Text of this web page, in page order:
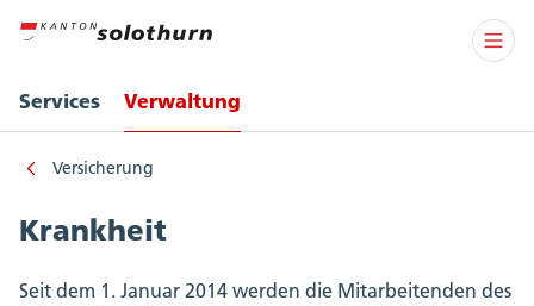
Services Verwaltung
Versicherung
Krankheit
Seit dem 1. Januar 2014 werden die Mitarbeitenden des